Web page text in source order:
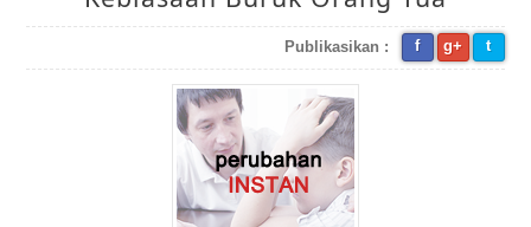
f g+ t
Publikasikan :